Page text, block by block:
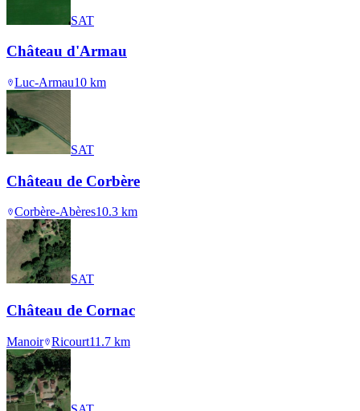
SAT
Château d'Armau
Luc-Armau10 km
SAT
Château de Corbère
Corbère-Abères10.3 km
SAT
Château de Cornac
Manoir Ricourt11.7 km